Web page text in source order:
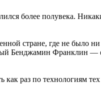
более полувека.
стране, где не
Бенджамин Франклин —
раз по технологиям